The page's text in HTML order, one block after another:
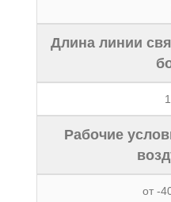
Длина линии
Рабочие
от -